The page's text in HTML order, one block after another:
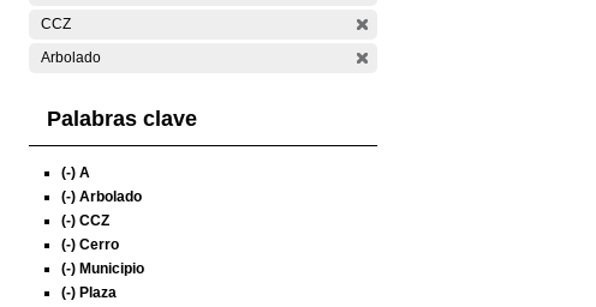
CCZ
Arbolado
Palabras clave
(-) A
(-) Arbolado
(-) CCZ
(-) Cerro
(-) Municipio
(-) Plaza